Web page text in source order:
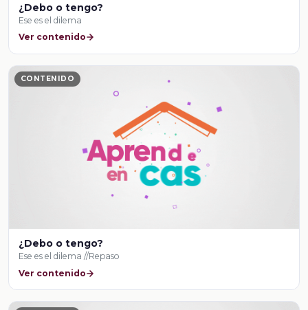
¿Debo o tengo?
Ese es el dilema
Ver contenido
CONTENIDO
¿Debo o tengo?
Ese es el dilema //Repaso
Ver contenido